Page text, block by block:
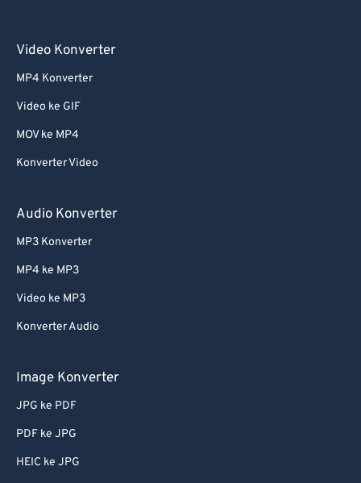
Video Konverter
MP4 Konverter
Video ke GIF
MOV ke MP4
Konverter Video
Audio Konverter
MP3 Konverter
MP4 ke MP3
Video ke MP3
Konverter Audio
Image Konverter
JPG ke PDF
PDF ke JPG
HEIC ke JPG